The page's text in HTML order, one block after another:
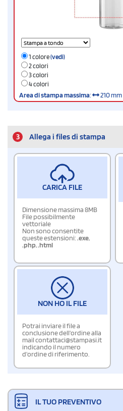
1 colore(vedi)
2 colori
3 colori
4 colori
Area di stampa massima: 210 mm
3 Allega i files di stampa
CARICA FILE
Dimensione massima 8MB
File possibilmente
vettoriale
Non sono consentite
queste estensioni:.exe,
.php,.html
NON HO IL FILE
Potrai inviare il file a
conclusione dell'ordine alla
mail contattaci@stampasi.it
indicando il numero
d'ordine di riferimento.
IL TUO PREVENTIVO